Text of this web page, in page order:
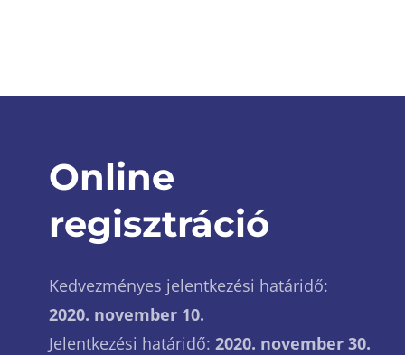
Online
regisztráció
Kedvezményes jelentkezési határidő:
2020. november 10.
Jelentkezési határidő: 2020. november 30.